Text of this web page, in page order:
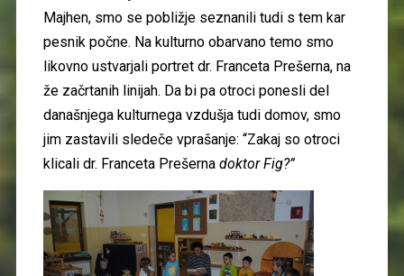
Majhen, smo se pobližje seznanili tudi s tem kar
pesnik počne. Na kulturno obarvano temo smo
likovno ustvarjali portret dr. Franceta Prešerna, na
že začrtanih linijah. Da bi pa otroci ponesli del
današnjega kulturnega vzdušja tudi domov, smo
jim zastavili sledeče vprašanje: “Zakaj so otroci
klicali dr. Franceta Prešernadoktor Fig?”